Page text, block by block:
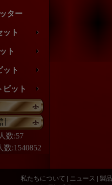
ター
ット
ト
ット
ビット
数:57
数:1540852
私たちについて | ニュース | 製